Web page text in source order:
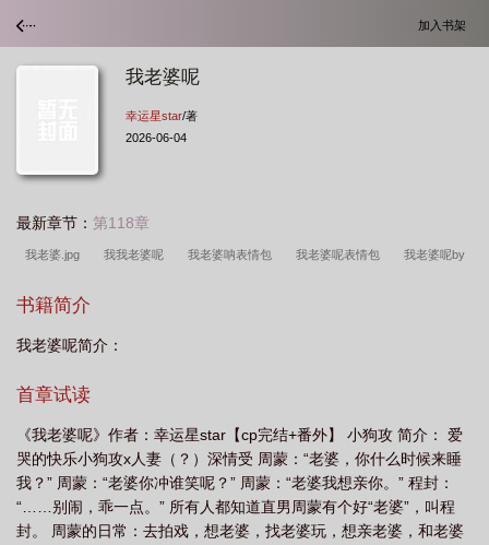
加入书架
我老婆呢
幸运星star/著
2026-06-04
最新章节： 第118章
我老婆.jpg 我我老婆呢 我老婆呐表情包 我老婆呢表情包 我老婆呢by
呢 表情包 我老婆呢
txt 我老婆呢全文TXT
txt 我的老婆呢 我我我老婆 我的老婆呢? 我的老婆怎么啦 我的老婆
呢 表情包 我老婆gl 我老婆呢优美翻译
书籍简介
我老婆呢简介：
首章试读
《我老婆呢》作者：幸运星star【cp完结+番外】 小狗攻 简介： 爱
哭的快乐小狗攻x人妻（？）深情受 周蒙：“老婆，你什么时候来睡
我？” 周蒙：“老婆你冲谁笑呢？” 周蒙：“老婆我想亲你。” 程封：
“……别闹，乖一点。” 所有人都知道直男周蒙有个好“老婆”，叫程
封。 周蒙的日常：去拍戏，想老婆，找老婆玩，想亲老婆，和老婆